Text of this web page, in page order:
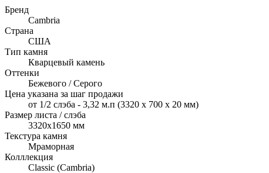
Бренд
Cambria
Страна
США
Тип камня
Кварцевый камень
Оттенки
Бежевого / Серого
Цена указана за шаг продажи
от 1/2 слэба - 3,32 м.п (3320 x 700 х 20 мм)
Размер листа / слэба
3320x1650 мм
Текстура камня
Мраморная
Колллекция
Classic (Cambria)